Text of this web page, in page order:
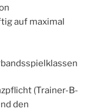
auf maximal
(Trainer-B-
den